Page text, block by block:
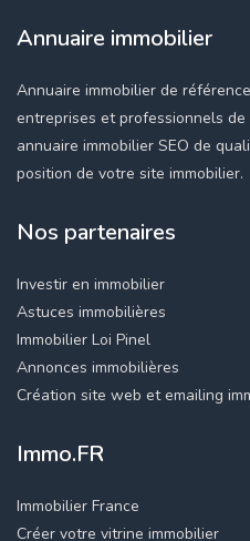
Annuaire immobilier
Annuaire immobilier de
entreprises et professionnels de
annuaire immobilier SEO de
position de votre site immobilier.
Nos partenaires
Investir en immobilier
Astuces immobilières
Immobilier Loi Pinel
Annonces immobilières
Création site web et emailing
Immo.FR
Immobilier France
Créer votre vitrine immobilier